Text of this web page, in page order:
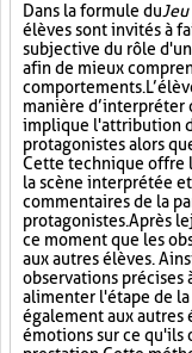
Dans la formule du
élèves sont invités à
subjective du rôle
afin de mieux
comportements.
manière d’interpréter
implique l'attribution
protagonistes alors
Cette technique offre
la scène interprétée
commentaires de la
protagonistes. Après
ce moment que les
aux autres élèves.
observations précises
alimenter l'étape de
également aux autres
émotions sur ce qu'ils